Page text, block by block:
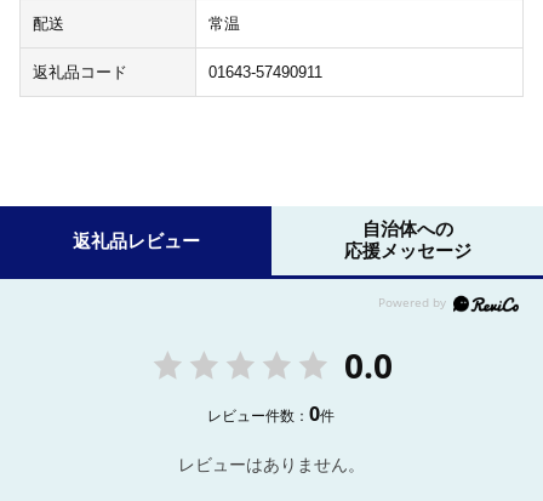
配送 常温
返礼品コード 01643-57490911
返礼品レビュー
自治体への
応援メッセージ
0.0
レビュー件数：0件
レビューはありません。